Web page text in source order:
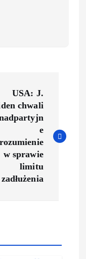
USA: J.
chwali
e
w sprawie
limitu
zadłużenia